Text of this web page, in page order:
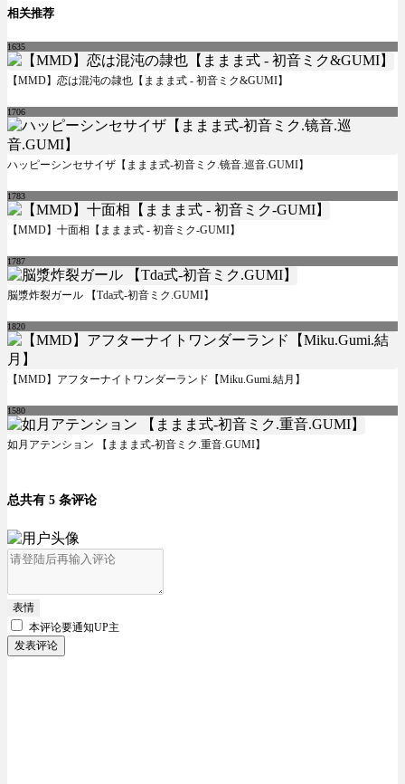
相关推荐
1635
【MMD】恋は混沌の隷也【ままま式 - 初音ミク&GUMI】
1706
ハッピーシンセサイザ【ままま式-初音ミク.镜音.巡音.GUMI】
1783
【MMD】十面相【ままま式 - 初音ミク-GUMI】
1787
脳漿炸裂ガール 【Tda式-初音ミク.GUMI】
1820
【MMD】アフターナイトワンダーランド【Miku.Gumi.結月】
1580
如月アテンション 【ままま式-初音ミク.重音.GUMI】
总共有 5 条评论
表情
本评论要通知UP主
发表评论